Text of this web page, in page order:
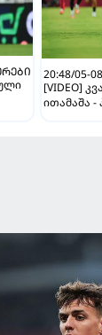
20:48/05-
[VIDEO]
ითამაშა -